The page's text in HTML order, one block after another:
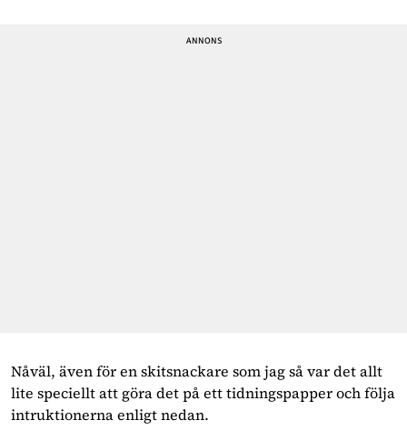
Nåväl, även för en skitsnackare som jag så var det allt
lite speciellt att göra det på ett tidningspapper och följa
intruktionerna enligt nedan.